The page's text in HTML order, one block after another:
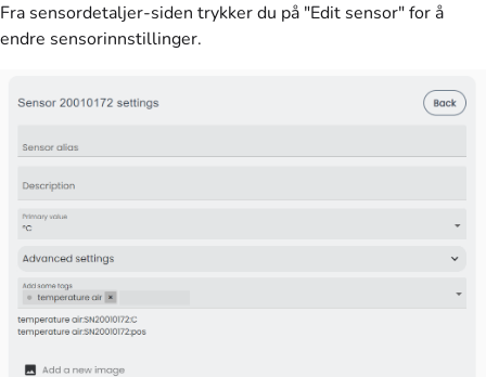
Fra sensordetaljer-siden trykker du på "Edit sensor" for å
endre sensorinnstillinger.